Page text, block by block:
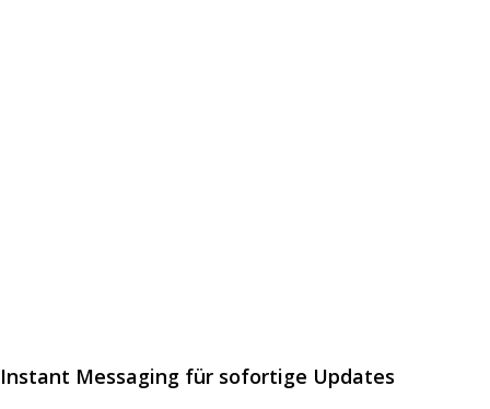
Instant Messaging für sofortige Updates